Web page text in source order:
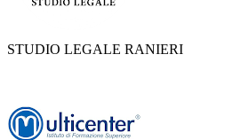
STUDIO LEGALE RANIERI